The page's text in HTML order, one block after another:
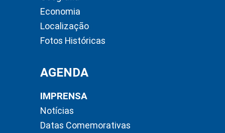
Economia
Localização
Fotos Históricas
AGENDA
IMPRENSA
Notícias
Datas Comemorativas